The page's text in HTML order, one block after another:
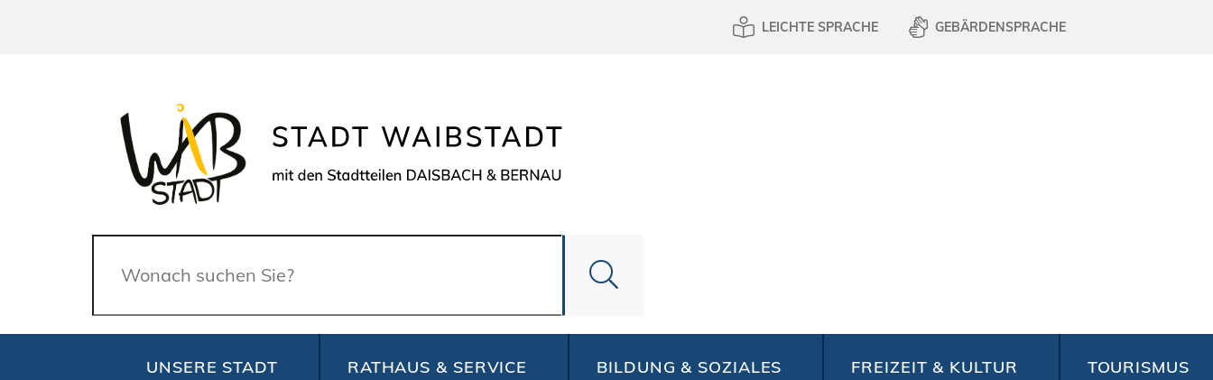
LEICHTE SPRACHE GEBÄRDENSPRACHE
Suche
UNSERE STADT RATHAUS & SERVICE BILDUNG & SOZIALES FREIZEIT & KULTUR TOURISMUS